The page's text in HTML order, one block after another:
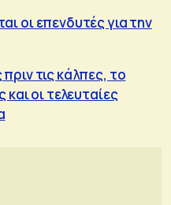
οι επενδυτές για την
τις κάλπες, το
οι τελευταίες